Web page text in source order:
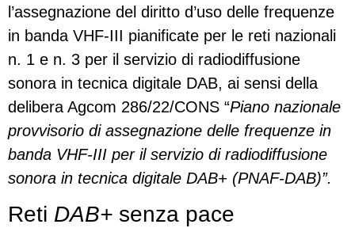
l’assegnazione del diritto d’uso delle frequenze
in banda VHF-III pianificate per le reti nazionali
n. 1 e n. 3 per il servizio di radiodiffusione
sonora in tecnica digitale DAB, ai sensi della
delibera Agcom 286/22/CONS “Piano nazionale
provvisorio di assegnazione delle frequenze in
banda VHF-III per il servizio di radiodiffusione
sonora in tecnica digitale DAB+ (PNAF-DAB)”.
Reti DAB+ senza pace